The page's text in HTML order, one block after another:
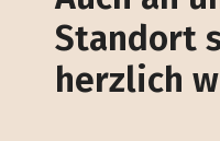
Standort
herzlich